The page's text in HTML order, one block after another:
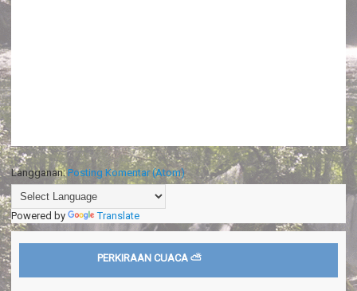
Langganan:Posting Komentar (Atom)
Powered by Translate
PERKIRAAN CUACA ⛅